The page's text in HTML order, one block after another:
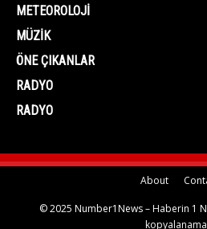
METEOROLOJI
MÜZIK
ÖNE ÇIKANLAR
RADYO
RADYO
About
© 2025 Number1News – Haberin 1